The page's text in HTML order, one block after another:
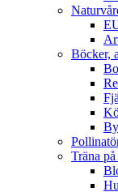
Böcker,
Träna